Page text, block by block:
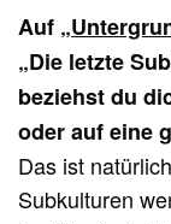
Auf „
„Die letzte
beziehst du
oder auf eine
Das ist
Subkulturen